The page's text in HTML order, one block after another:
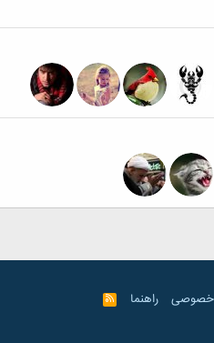
خصوصی راهنما
R
S